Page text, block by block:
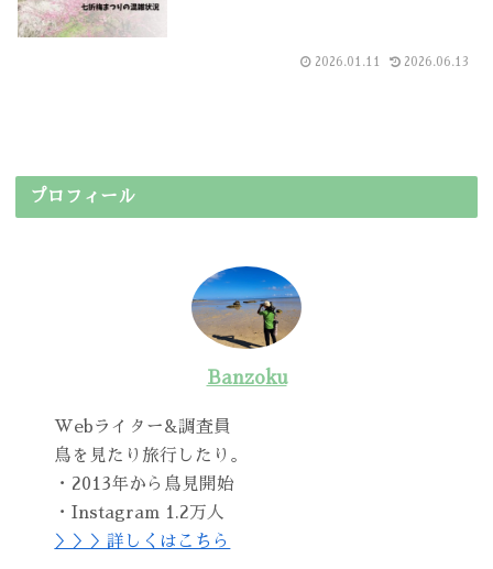
2026.01.11 2026.06.13
プロフィール
Banzoku
Webライター&調査員
鳥を見たり旅行したり。
・2013年から鳥見開始
・Instagram 1.2万人
＞＞＞詳しくはこちら